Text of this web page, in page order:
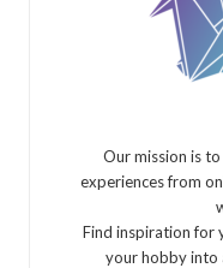
Our mission is
experiences from
Find inspiration for
your hobby into